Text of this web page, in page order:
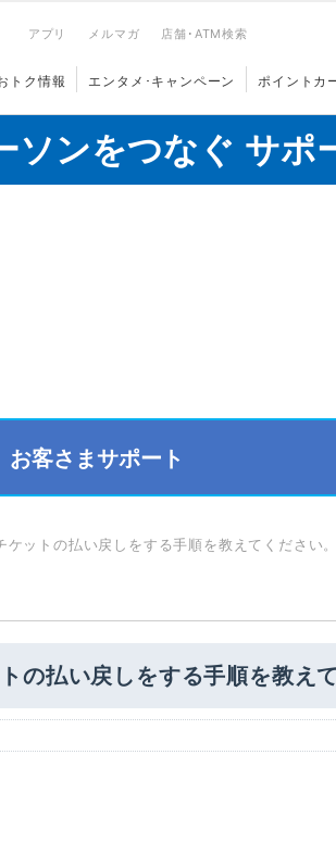
アプリ メルマガ 店舗･ATM検索
トク情報 エンタメ･キャンペーン ポイントカ
ソンをつなぐ サポ
お客さまサポート
ケットの払い戻しをする手順を教えてください。
の払い戻しをする手順を教えて